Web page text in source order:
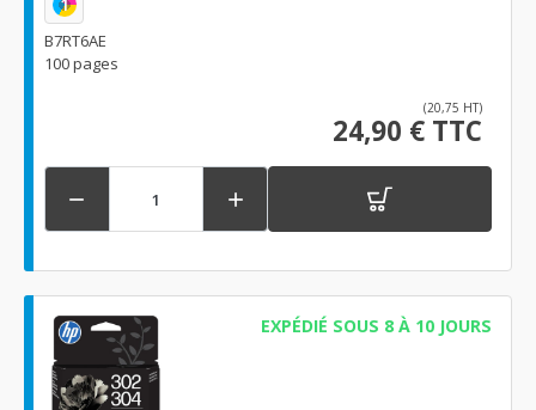
B7RT6AE
100 pages
(20,75 HT)
24,90 € TTC
 
EXPÉDIÉ SOUS 8 À 10 JOURS